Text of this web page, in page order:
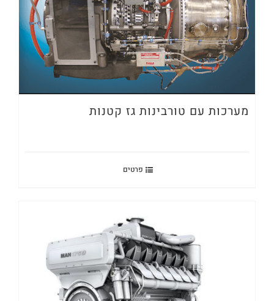
מערכות עם טורבינות גז קטנות
פרטים